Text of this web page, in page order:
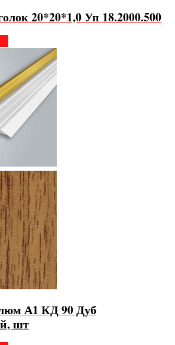
20*20*1,0 Уп 18.2000.500
А1 КД 90 Дуб
шт